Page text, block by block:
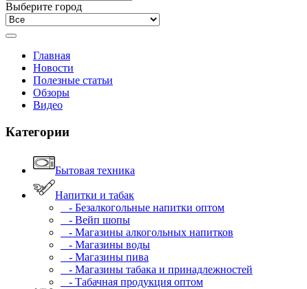
Выберите город
Главная
Новости
Полезные статьи
Обзоры
Видео
Категории
Бытовая техника
Напитки и табак
- Безалкогольные напитки оптом
- Вейп шопы
- Магазины алкогольных напитков
- Магазины воды
- Магазины пива
- Магазины табака и принадлежностей
- Табачная продукция оптом